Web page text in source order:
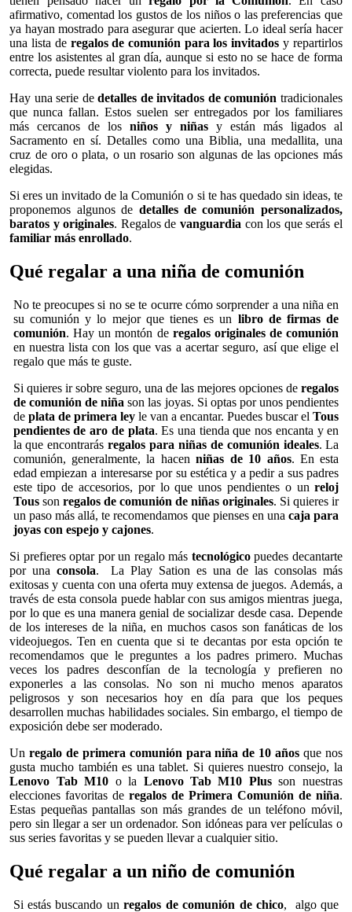
afirmativo, comentad los gustos de los niños o las preferencias que
ya hayan mostrado para asegurar que acierten. Lo ideal sería hacer
una lista de regalos de comunión para los invitados y repartirlos
entre los asistentes al gran día, aunque si esto no se hace de forma
correcta, puede resultar violento para los invitados.
Hay una serie dedetalles de invitados de comunión tradicionales
que nunca fallan. Estos suelen ser entregados por los familiares
más cercanos de losniños y niñasy están más ligados al
Sacramento en sí. Detalles como una Biblia, una medallita, una
cruz de oro o plata, o un rosario son algunas de las opciones más
elegidas.
Si eres un invitado de la Comunión o si te has quedado sin ideas, te
proponemos algunos de detalles de comunión personalizados,
baratos y originales. Regalos devanguardia con los que serás el
familiar más enrollado.
Qué regalar a una niña de comunión
No te preocupes si no se te ocurre cómo sorprender a una niña en
su comunión y lo mejor que tienes es un libro de firmas de
comunión. Hay un montón de regalos originales de comunión
en nuestra lista con los que vas a acertar seguro, así que elige el
regalo que más te guste.
Si quieres ir sobre seguro, una de las mejores opciones deregalos
de comunión de niña son las joyas. Si optas por unos pendientes
de plata de primera leyle van a encantar. Puedes buscar elTous
pendientes de aro de plata. Es una tienda que nos encanta y en
la que encontrarásregalos para niñas de comunión ideales. La
comunión, generalmente, la hacenniñas de 10 años. En esta
edad empiezan a interesarse por su estética y a pedir a sus padres
este tipo de accesorios, por lo que unos pendientes o unreloj
Tousson regalos de comunión de niñas originales. Si quieres ir
un paso más allá, te recomendamos que pienses en unacaja para
joyas con espejo y cajones.
Si prefieres optar por un regalo más tecnológicopuedes decantarte
por una consola. La Play Sation es una de las consolas más
exitosas y cuenta con una oferta muy extensa de juegos. Además, a
través de esta consola puede hablar con sus amigos mientras juega,
por lo que es una manera genial de socializar desde casa. Depende
de los intereses de la niña, en muchos casos son fanáticas de los
videojuegos. Ten en cuenta que si te decantas por esta opción te
recomendamos que le preguntes a los padres primero. Muchas
veces los padres desconfían de la tecnología y prefieren no
exponerles a las consolas. No son ni mucho menos aparatos
peligrosos y son necesarios hoy en día para que los peques
desarrollen muchas habilidades sociales. Sin embargo, el tiempo de
exposición debe ser moderado.
Unregalo de primera comunión para niña de 10 años que nos
gusta mucho también es una tablet. Si quieres nuestro consejo, la
Lenovo Tab M10 o la Lenovo Tab M10 Plusson nuestras
elecciones favoritas deregalos de Primera Comunión de niña.
Estas pequeñas pantallas son más grandes de un teléfono móvil,
pero sin llegar a ser un ordenador. Son idóneas para ver películas o
sus series favoritas y se pueden llevar a cualquier sitio.
Qué regalar a un niño de comunión
Si estás buscando unregalos de comunión de chico, algo que